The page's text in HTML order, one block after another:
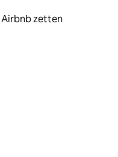
zetten